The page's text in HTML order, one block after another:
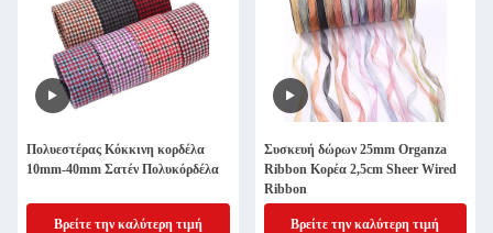
Πολυεστέρας Κόκκινη κορδέλα
10mm-40mm Σατέν Πολυκόρδέλα
Βρείτε την καλύτερη τιμή
Συσκευή δώρων 25mm Organza
Ribbon Κορέα 2,5cm Sheer Wired
Ribbon
Βρείτε την καλύτερη τιμή